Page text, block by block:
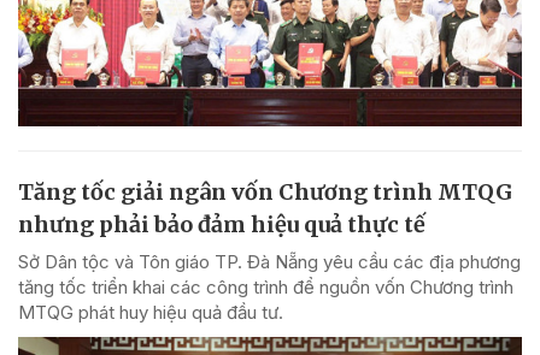
Tăng tốc giải ngân vốn Chương trình MTQG
nhưng phải bảo đảm hiệu quả thực tế
Sở Dân tộc và Tôn giáo TP. Đà Nẵng yêu cầu các địa phương
tăng tốc triển khai các công trình để nguồn vốn Chương trình
MTQG phát huy hiệu quả đầu tư.